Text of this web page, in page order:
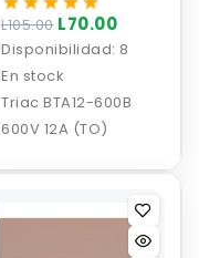
L105.00 L70.00
Disponibilidad: 8
En stock
Triac BTA12-600B
600V 12A (TO)